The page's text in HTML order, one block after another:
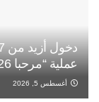
عملية “مرحبا 2026”
أغسطس 5, 2026